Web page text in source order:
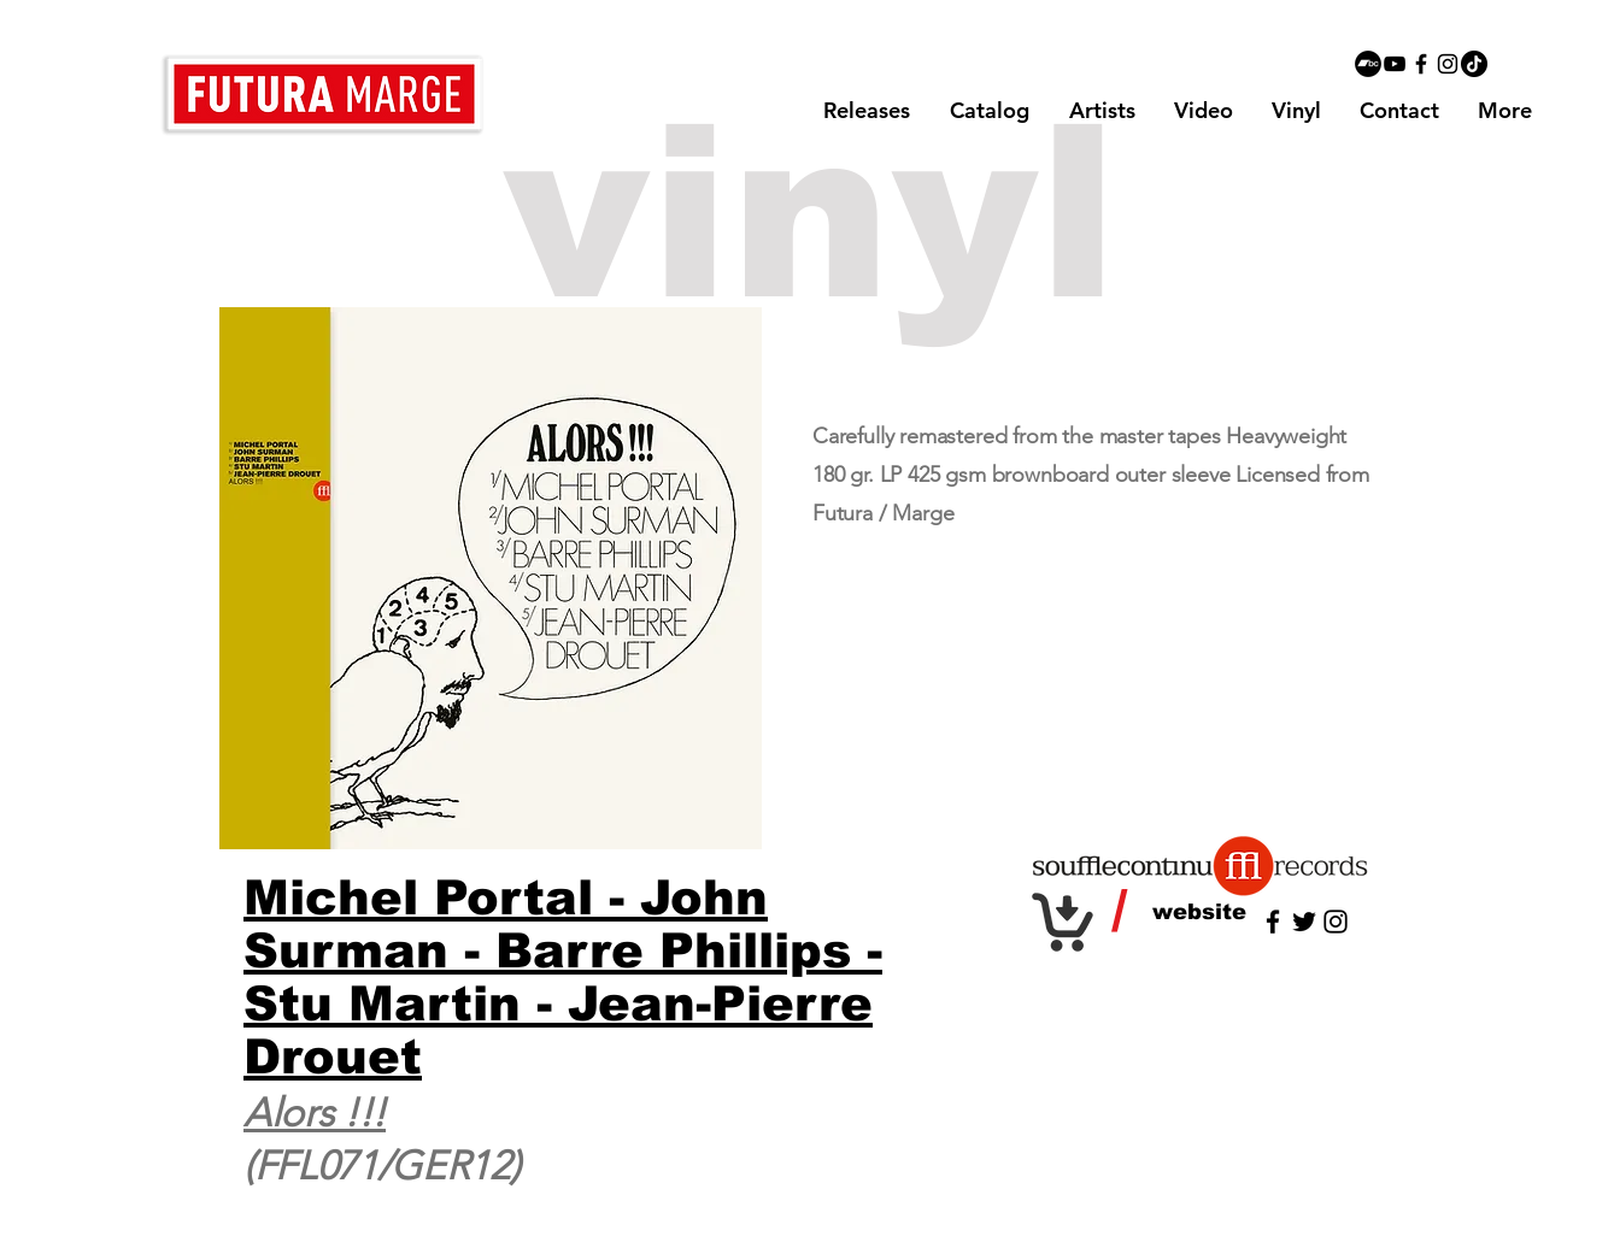
Releases Catalog Artists Video Vinyl Contact More
Carefully remastered from the master tapes Heavyweight
180 gr. LP 425 gsm brownboard outer sleeve Licensed from
Futura / Marge
vinyl
Michel Portal - John
Surman - Barre Phillips -
Stu Martin - Jean-Pierre
Drouet
Alors !​!​!
(FFL071/GER12)
/ website